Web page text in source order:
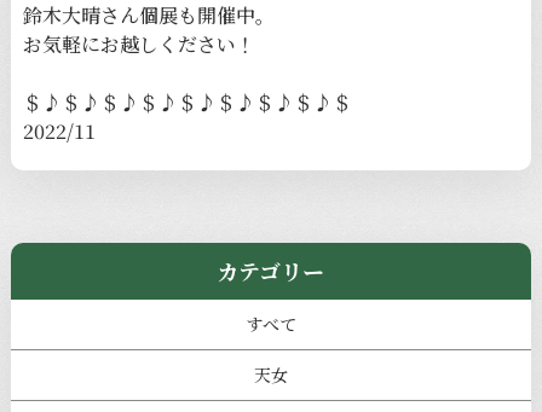
鈴木大晴さん個展も開催中。
お気軽にお越しください！
＄♪＄♪＄♪＄♪＄♪＄♪＄♪＄♪＄
2022/11
カテゴリー
すべて
天女